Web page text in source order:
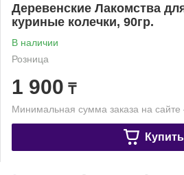
Деревенские Лакомства
куриные колечки, 90гр.
В наличии
Розница
1 900 ₸
Минимальная сумма заказа на
Купить